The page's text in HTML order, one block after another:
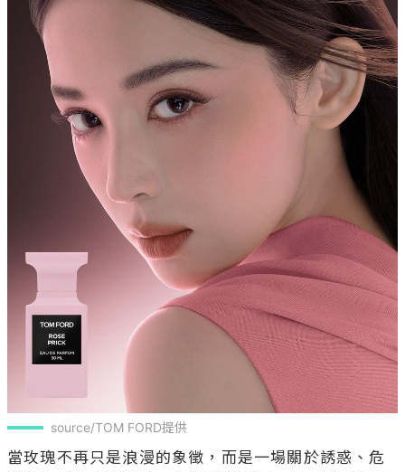
source/TOM FORD提供
當玫瑰不再只是浪漫的象徵，而是一場關於誘惑、危